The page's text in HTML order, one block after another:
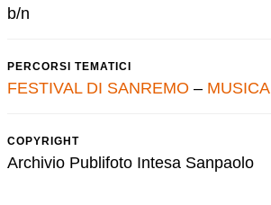
b/n
PERCORSI TEMATICI
FESTIVAL DI SANREMO – MUSICA
COPYRIGHT
Archivio Publifoto Intesa Sanpaolo